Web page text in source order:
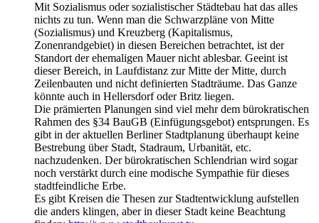
Mit Sozialismus oder sozialistischer Städtebau hat das alles
nichts zu tun. Wenn man die Schwarzpläne von Mitte
(Sozialismus) und Kreuzberg (Kapitalismus,
Zonenrandgebiet) in diesen Bereichen betrachtet, ist der
Standort der ehemaligen Mauer nicht ablesbar. Geeint ist
dieser Bereich, in Laufdistanz zur Mitte der Mitte, durch
Zeilenbauten und nicht definierten Stadträume. Das Ganze
könnte auch in Hellersdorf oder Britz liegen.
Die prämierten Planungen sind viel mehr dem bürokratischen
Rahmen des §34 BauGB (Einfügungsgebot) entsprungen. Es
gibt in der aktuellen Berliner Stadtplanung überhaupt keine
Bestrebung über Stadt, Stadraum, Urbanität, etc.
nachzudenken. Der bürokratischen Schlendrian wird sogar
noch verstärkt durch eine modische Sympathie für dieses
stadtfeindliche Erbe.
Es gibt Kreisen die Thesen zur Stadtentwicklung aufstellen
die anders klingen, aber in dieser Stadt keine Beachtung